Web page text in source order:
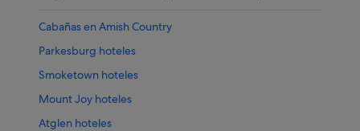
Cabañas en Amish Country
Parkesburg hoteles
Smoketown hoteles
Mount Joy hoteles
Atglen hoteles